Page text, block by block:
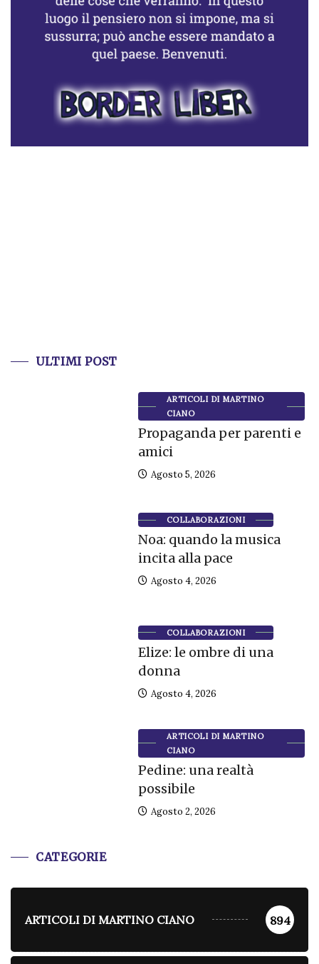
ULTIMI POST
ARTICOLI DI MARTINO
CIANO
Propaganda per parenti e
amici
Agosto 5, 2026
COLLABORAZIONI
Noa: quando la musica
incita alla pace
Agosto 4, 2026
COLLABORAZIONI
Elize: le ombre di una
donna
Agosto 4, 2026
ARTICOLI DI MARTINO
CIANO
Pedine: una realtà
possibile
Agosto 2, 2026
CATEGORIE
ARTICOLI DI MARTINO CIANO 894